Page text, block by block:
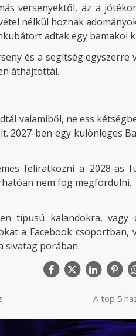
versenyektől, az a
nélkül hoznak
adtak egy bamakoi
és a segítség
áthajtottál.
valamiből, ne ess
2027-ben egy különleges
feliratkozni a 2028-as
nem fog megfordulni.
típusú kalandokra,
a Facebook csoportban,
sivatag porában.
A top 5